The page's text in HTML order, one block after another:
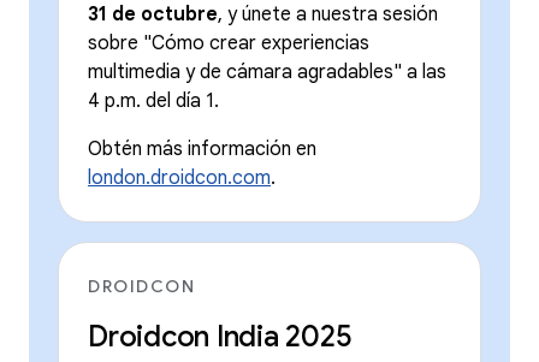
31 de octubre, y únete a nuestra sesión
sobre "Cómo crear experiencias
multimedia y de cámara agradables" a las
4 p.m. del día 1.
Obtén más información en
london.droidcon.com.
DROIDCON
Droidcon India 2025